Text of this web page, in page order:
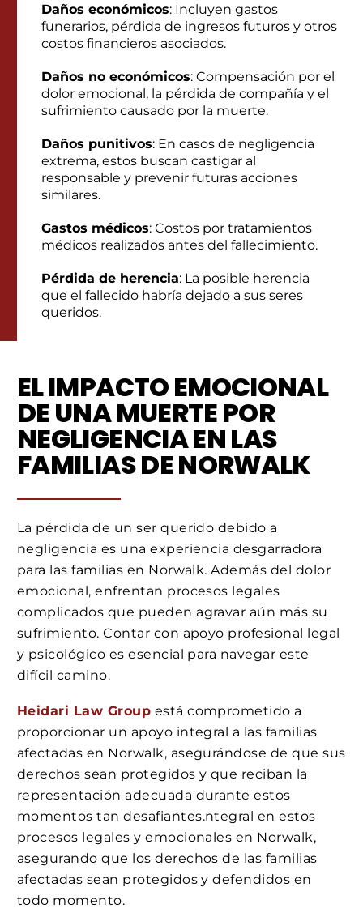
Daños económicos: Incluyen gastos
funerarios, pérdida de ingresos futuros y otros
costos financieros asociados.
Daños no económicos: Compensación por el
dolor emocional, la pérdida de compañía y el
sufrimiento causado por la muerte.
Daños punitivos: En casos de negligencia
extrema, estos buscan castigar al
responsable y prevenir futuras acciones
similares.
Gastos médicos: Costos por tratamientos
médicos realizados antes del fallecimiento.
Pérdida de herencia: La posible herencia
que el fallecido habría dejado a sus seres
queridos.
EL IMPACTO EMOCIONAL
DE UNA MUERTE POR
NEGLIGENCIA EN LAS
FAMILIAS DE NORWALK
La pérdida de un ser querido debido a
negligencia es una experiencia desgarradora
para las familias en Norwalk. Además del dolor
emocional, enfrentan procesos legales
complicados que pueden agravar aún más su
sufrimiento. Contar con apoyo profesional legal
y psicológico es esencial para navegar este
difícil camino.
Heidari Law Group está comprometido a
proporcionar un apoyo integral a las familias
afectadas en Norwalk, asegurándose de que sus
derechos sean protegidos y que reciban la
representación adecuada durante estos
momentos tan desafiantes.ntegral en estos
procesos legales y emocionales en Norwalk,
asegurando que los derechos de las familias
afectadas sean protegidos y defendidos en
todo momento.